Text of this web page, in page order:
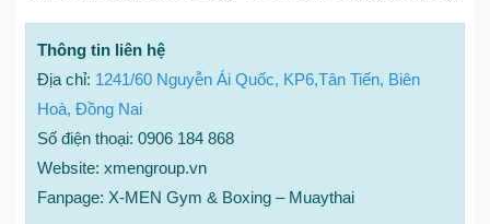
Thông tin liên hệ
Địa chỉ: 1241/60 Nguyễn Ái Quốc, KP6,Tân Tiến, Biên
Hoà, Đồng Nai
Số điện thoại: 0906 184 868‬
Website: xmengroup.vn
Fanpage: X-MEN Gym & Boxing – Muaythai